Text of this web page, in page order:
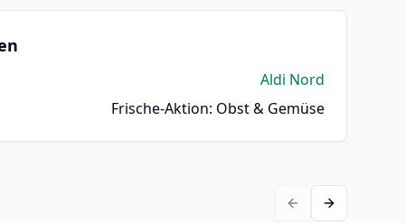
Aldi Nord
Frische-Aktion: Obst & Gemüse